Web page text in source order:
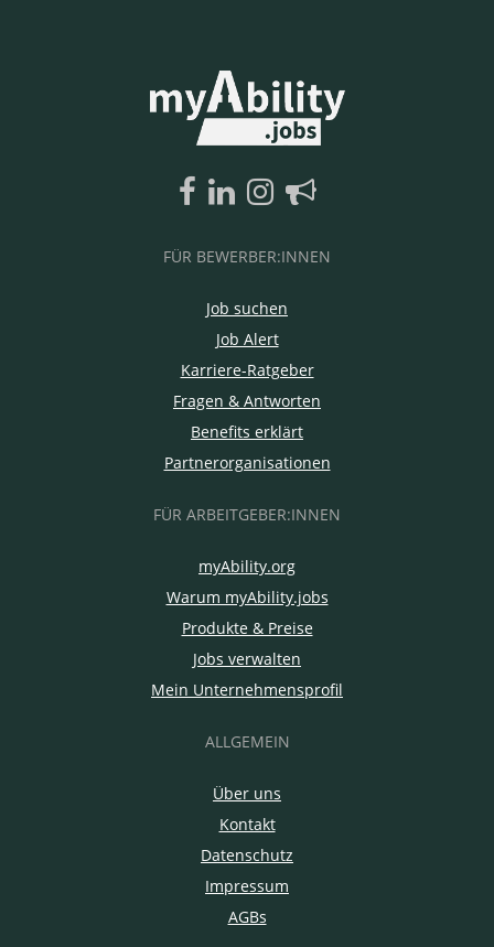
FÜR BEWERBER:INNEN
Job suchen
Job Alert
Karriere-Ratgeber
Fragen & Antworten
Benefits erklärt
Partnerorganisationen
FÜR ARBEITGEBER:INNEN
myAbility.org
Warum myAbility.jobs
Produkte & Preise
Jobs verwalten
Mein Unternehmensprofil
ALLGEMEIN
Über uns
Kontakt
Datenschutz
Impressum
AGBs